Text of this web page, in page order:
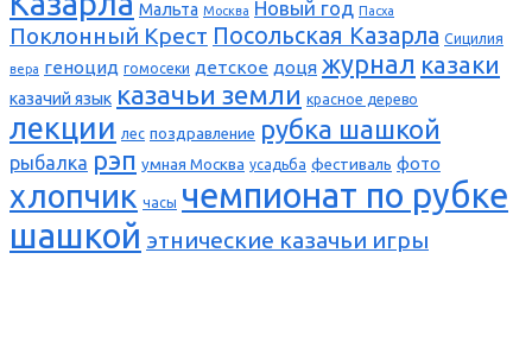
Мальта Москва Новый год Пасха
Поклонный Крест Посольская Казарла Сицилия
вера геноцид гомосеки детское доця журнал казаки
казачий язык казачьи земли красное дерево
лекции лес поздравление рубка шашкой
рыбалка рэп умная Москва усадьба фестиваль фото
хлопчик часы чемпионат по рубке
шашкой этнические казачьи игры